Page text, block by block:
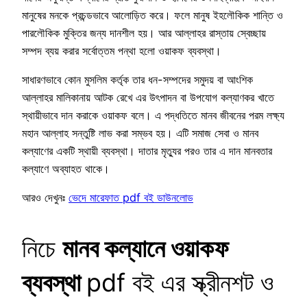
মানুষের মনকে প্রচন্ডভাবে আলোড়িত করে। ফলে মানুষ ইহলৌকিক শান্তি ও
পারলৌকিক মুক্তির জন্য দানশীল হয়। আর আল্লাহর রাস্তায় স্বেচ্ছায়
সম্পদ ব্যয় করার সর্বোত্তম পন্থা হলো ওয়াকফ ব্যবস্থা।
সাধারণভাবে কোন মুসলিম কর্তৃক তার ধন-সম্পদের সমুদয় বা আংশিক
আল্লাহর মালিকানায় আটক রেখে এর উৎপাদন বা উপযোগ কল্যাণকর খাতে
স্থায়ীভাবে দান করাকে ওয়াকফ বলে। এ পদ্ধতিতে মানব জীবনের পরম লক্ষ্য
মহান আল্লাহ সন্তুষ্টি লাভ করা সম্ভব হয়। এটি সমাজ সেবা ও মানব
কল্যাণের একটি স্থায়ী ব্যবস্থা। দাতার মৃত্যুর পরও তার এ দান মানবতার
কল্যাণে অব্যাহত থাকে।
আরও দেখুনঃ ভেদে মারেফাত pdf বই ডাউনলোড
নিচে মানব কল্যানে ওয়াকফ
ব্যবস্থাpdf বই এর স্ক্রীনশট ও